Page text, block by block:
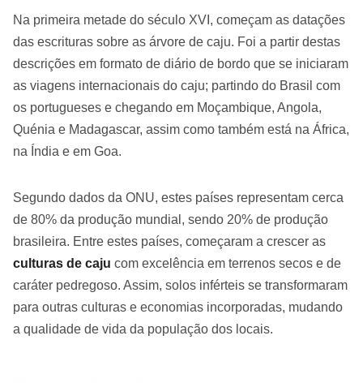
Na primeira metade do século XVI, começam as datações
das escrituras sobre as árvore de caju. Foi a partir destas
descrições em formato de diário de bordo que se iniciaram
as viagens internacionais do caju; partindo do Brasil com
os portugueses e chegando em Moçambique, Angola,
Quénia e Madagascar, assim como também está na África,
na Índia e em Goa.
Segundo dados da ONU, estes países representam cerca
de 80% da produção mundial, sendo 20% de produção
brasileira. Entre estes países, começaram a crescer as
culturas de caju com excelência em terrenos secos e de
caráter pedregoso. Assim, solos inférteis se transformaram
para outras culturas e economias incorporadas, mudando
a qualidade de vida da população dos locais.